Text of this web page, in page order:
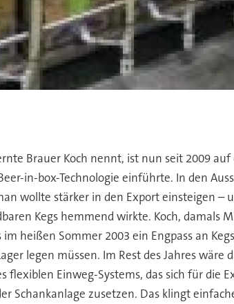
Brauer Koch nennt, ist nun seit 2009
in-box-Technologie einführte. In den
wollte stärker in den Export einsteigen –
Kegs hemmend wirkte. Koch, damals
heißen Sommer 2003 ein Engpass an
legen müssen. Im Rest des Jahres wäre
flexiblen Einweg-Systems, das sich für die
Schankanlage zusetzen. Das klingt